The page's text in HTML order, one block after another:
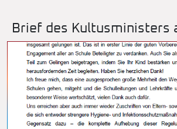
Brief des Kultusministers